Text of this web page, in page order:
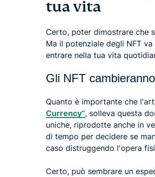
tua vita
Certo, poter dimostrare che
Ma il potenziale degli NFT
entrare nella tua vita
Gli NFT
Quanto è importante che
Currency”, solleva questa
uniche, riprodotte anche in
di tempo per decidere se
caso distruggendo l'opera
Certo, può sembrare un